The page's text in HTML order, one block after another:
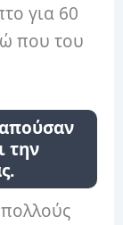
για 60
που του
την
πολλούς